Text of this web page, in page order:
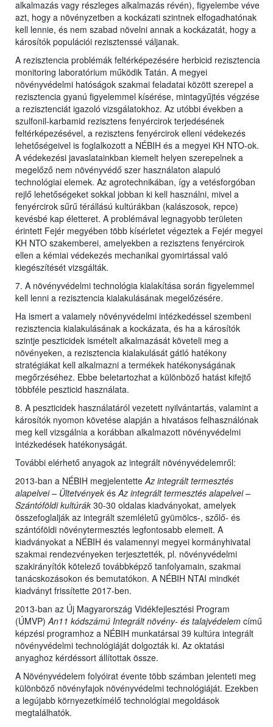
alkalmazás vagy részleges alkalmazás révén), figyelembe véve
azt, hogy a növényzetben a kockázati szintnek elfogadhatónak
kell lennie, és nem szabad növelni annak a kockázatát, hogy a
károsítók populációi rezisztenssé váljanak.
A rezisztencia problémák feltérképezésére herbicid rezisztencia
monitoring laboratórium működik Tatán. A megyei
növényvédelmi hatóságok szakmai feladatai között szerepel a
rezisztencia gyanú figyelemmel kísérése, mintagyűjtés végzése
a rezisztenciát igazoló vizsgálatokhoz. Az utóbbi években a
szulfonil-karbamid rezisztens fenyércirok terjedésének
feltérképezésével, a rezisztens fenyércirok elleni védekezés
lehetőségeivel is foglalkozott a NÉBIH és a megyei KH NTO-ok.
A védekezési javaslatainkban kiemelt helyen szerepelnek a
megelőző nem növényvédő szer használaton alapuló
technológiai elemek. Az agrotechnikában, így a vetésforgóban
rejlő lehetőségeket sokkal jobban ki kell használni, mivel a
fenyércirok sűrű térállású kultúrákban (kalászosok, repce)
kevésbé kap életteret. A problémával legnagyobb területen
érintett Fejér megyében több kísérletet végeztek a Fejér megyei
KH NTO szakemberei, amelyekben a rezisztens fenyércirok
ellen a kémiai védekezés mechanikai gyomirtással való
kiegészítését vizsgálták.
7. A növényvédelmi technológia kialakítása során figyelemmel
kell lenni a rezisztencia kialakulásának megelőzésére.
Ha ismert a valamely növényvédelmi intézkedéssel szembeni
rezisztencia kialakulásának a kockázata, és ha a károsítók
szintje peszticidek ismételt alkalmazását követeli meg a
növényeken, a rezisztencia kialakulását gátló hatékony
stratégiákat kell alkalmazni a termékek hatékonyságának
megőrzéséhez. Ebbe beletartozhat a különböző hatást kifejtő
többféle peszticid használata.
8. A peszticidek használatáról vezetett nyilvántartás, valamint a
károsítók nyomon követése alapján a hivatásos felhasználónak
meg kell vizsgálnia a korábban alkalmazott növényvédelmi
intézkedések hatékonyságát.
További elérhető anyagok az integrált növényvédelemről:
2013-ban a NÉBIH megjelentetteAz integrált termesztés
alapelvei – Ültetvények ésAz integrált termesztés alapelvei –
Szántóföldi kultúrák 30-30 oldalas kiadványokat, amelyek
összefoglalják az integrált szemléletű gyümölcs-, szőlő- és
szántóföldi növénytermesztés legfontosabb elemeit. A
kiadványokat a NÉBIH és valamennyi megyei kormányhivatal
szakmai rendezvényeken terjesztették, pl. növényvédelmi
szakirányítók kötelező továbbképző tanfolyamain, szakmai
tanácskozásokon és bemutatókon. A NÉBIH NTAI mindkét
kiadványt frissítette 2017-ben.
2013-ban az Új Magyarország Vidékfejlesztési Program
(ÚMVP)An11 kódszámú Integrált növény- és talajvédelem című
képzési programhoz a NÉBIH munkatársai 39 kultúra integrált
növényvédelmi technológiáját dolgozták ki. Az oktatási
anyaghoz kérdéssort állítottak össze.
A Növényvédelem folyóirat évente több számban jelenteti meg
különböző növényfajok növényvédelmi technológiáját. Ezekben
a legújabb környezetkímélő technológiai megoldások
megtalálhatók.